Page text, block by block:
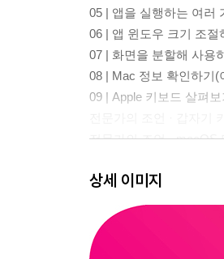
05 | 앱을 실행하는 여러
06 | 앱 윈도우 크기 조절
07 | 화면을 분할해 사용
08 | Mac 정보 확인하기(
09 | Apple 키보드 살펴보
전문가의 조언 · macOS
11 | Dock에 앱 아이콘 추
12 | Dock에서 최근 사
13 | Dock에서 단축 메뉴
상세 이미지